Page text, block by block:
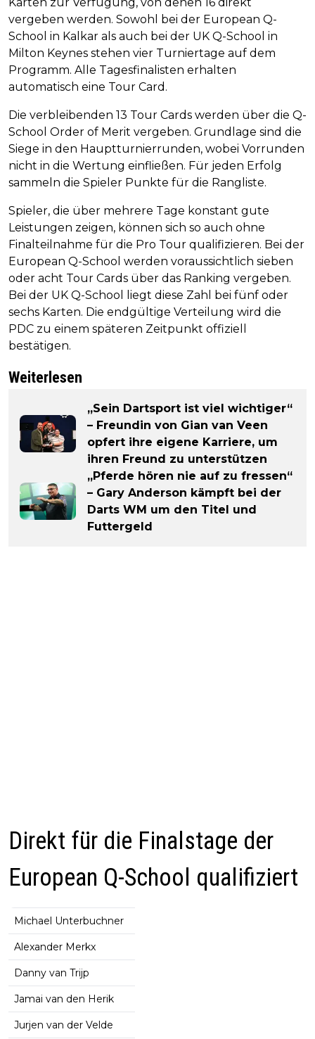
vergeben werden. Sowohl bei der European Q-
School in Kalkar als auch bei der UK Q-School in
Milton Keynes stehen vier Turniertage auf dem
Programm. Alle Tagesfinalisten erhalten
automatisch eine Tour Card.
Die verbleibenden 13 Tour Cards werden über die Q-
School Order of Merit vergeben. Grundlage sind die
Siege in den Hauptturnierrunden, wobei Vorrunden
nicht in die Wertung einfließen. Für jeden Erfolg
sammeln die Spieler Punkte für die Rangliste.
Spieler, die über mehrere Tage konstant gute
Leistungen zeigen, können sich so auch ohne
Finalteilnahme für die Pro Tour qualifizieren. Bei der
European Q-School werden voraussichtlich sieben
oder acht Tour Cards über das Ranking vergeben.
Bei der UK Q-School liegt diese Zahl bei fünf oder
sechs Karten. Die endgültige Verteilung wird die
PDC zu einem späteren Zeitpunkt offiziell
bestätigen.
Weiterlesen
„Sein Dartsport ist viel wichtiger“
– Freundin von Gian van Veen
opfert ihre eigene Karriere, um
ihren Freund zu unterstützen
„Pferde hören nie auf zu fressen“
– Gary Anderson kämpft bei der
Darts WM um den Titel und
Futtergeld
Direkt für die Finalstage der
European Q-School qualifiziert
Michael Unterbuchner
Alexander Merkx
Danny van Trijp
Jamai van den Herik
Jurjen van der Velde